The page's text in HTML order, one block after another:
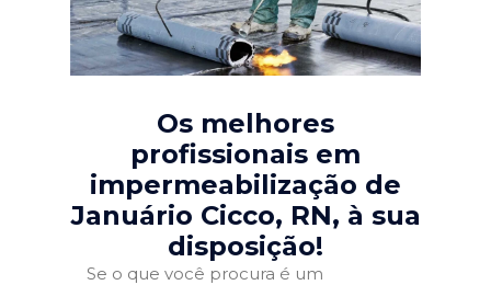
Os melhores
profissionais em
impermeabilização de
Januário Cicco, RN, à sua
disposição!
Se o que você procura é um